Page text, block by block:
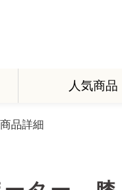
人気商品
商品詳細